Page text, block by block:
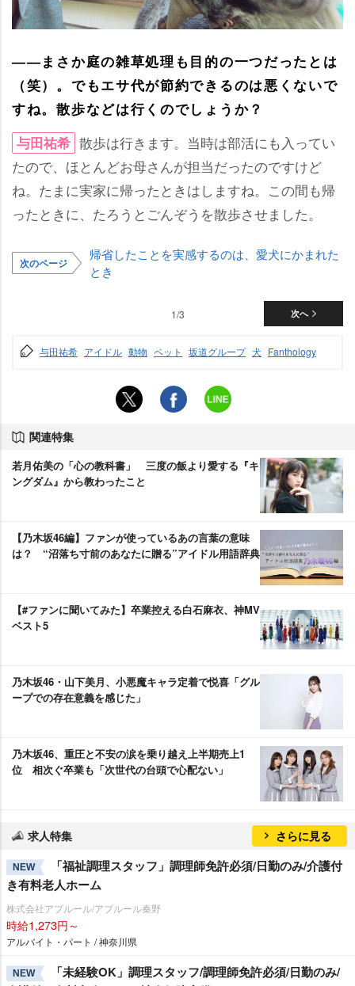
――まさか庭の雑草処理も目的の一つだったとは
（笑）。でもエサ代が節約できるのは悪くないで
すね。散歩などは行くのでしょうか？
与田祐希 散歩は行きます。当時は部活にも入ってい
たので、ほとんどお母さんが担当だったのですけど
ね。たまに実家に帰ったときはしますね。この間も帰
ったときに、たろうとごんぞうを散歩させました。
次のページ
帰省したことを実感するのは、愛犬にかまれた
とき
次へ
1/3
与田祐希 アイドル 動物 ペット 坂道グループ 犬 Fanthology
関連特集
若月佑美の「心の教科書」 三度の飯より愛する『キ
ングダム』から教わったこと
【乃木坂46編】ファンが使っているあの言葉の意味
は？ “沼落ち寸前のあなたに贈る”アイドル用語辞典
【#ファンに聞いてみた】卒業控える白石麻衣、神MV
ベスト5
乃木坂46・山下美月、小悪魔キャラ定着で悦喜「グル
ープでの存在意義を感じた」
乃木坂46、重圧と不安の涙を乗り越え上半期売上1
位 相次ぐ卒業も「次世代の台頭で心配ない」
求人特集 さらに見る
NEW
「福祉調理スタッフ」調理師免許必須/日勤のみ/介護付
き有料老人ホーム
株式会社アプルール/アプルール秦野
時給1,273円～
アルバイト・パート / 神奈川県
NEW
「未経験OK」調理スタッフ/調理師免許必須/日勤のみ/